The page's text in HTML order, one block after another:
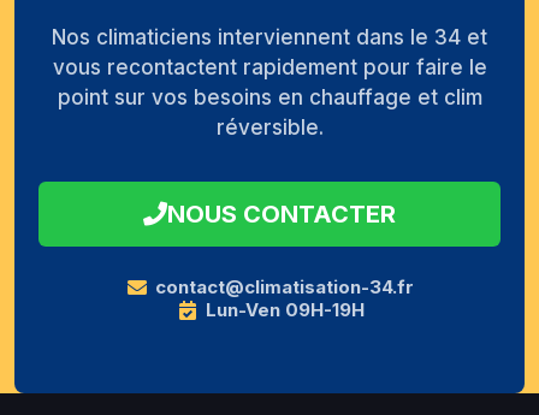
Nos climaticiens interviennent dans le 34 et
vous recontactent rapidement pour faire le
point sur vos besoins en chauffage et clim
réversible.
NOUS CONTACTER
contact@climatisation-34.fr
Lun-Ven 09H-19H